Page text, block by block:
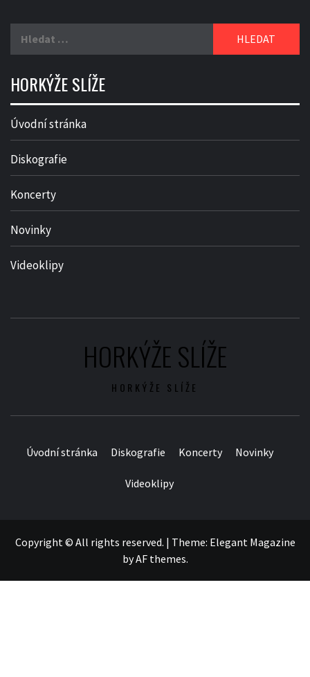
HORKÝŽE SLÍŽE
Úvodní stránka
Diskografie
Koncerty
Novinky
Videoklipy
HORKÝŽE SLÍŽE
HORKÝŽE SLÍŽE
Úvodní stránka Diskografie Koncerty Novinky
Videoklipy
Copyright © All rights reserved. | Theme: Elegant Magazine
byAF themes.